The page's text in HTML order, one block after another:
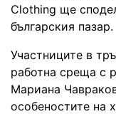
Clothing ще
българския пазар.
Участниците в
работна среща с
Мариана
особеностите на